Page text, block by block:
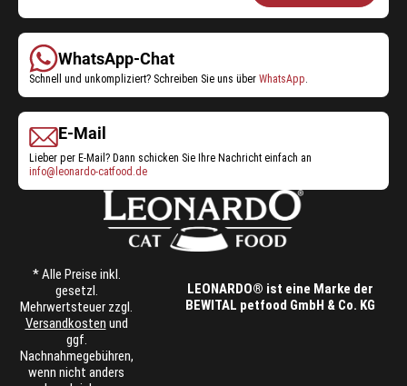
WhatsApp-Chat
Schnell und unkompliziert? Schreiben Sie uns über WhatsApp.
E-Mail
Lieber per E-Mail? Dann schicken Sie Ihre Nachricht einfach an
info@leonardo-catfood.de
* Alle Preise inkl.
gesetzl.
Mehrwertsteuer zzgl.
Versandkosten und
ggf.
Nachnahmegebühren,
wenn nicht anders
LEONARDO® ist eine Marke der
BEWITAL petfood GmbH & Co. KG